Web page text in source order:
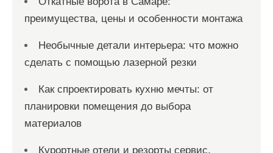
преимущества, цены и особенности монтажа
Необычные детали интерьера: что можно
сделать с помощью лазерной резки
Как спроектировать кухню мечты: от
планировки помещения до выбора
материалов
Курортные отели и резорты сервис,